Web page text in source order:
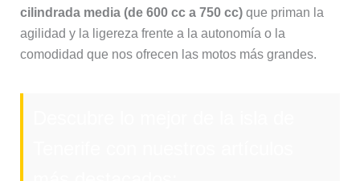
cilindrada media (de 600 cc a 750 cc)que priman la
agilidad y la ligereza frente a la autonomía o la
comodidad que nos ofrecen las motos más grandes.